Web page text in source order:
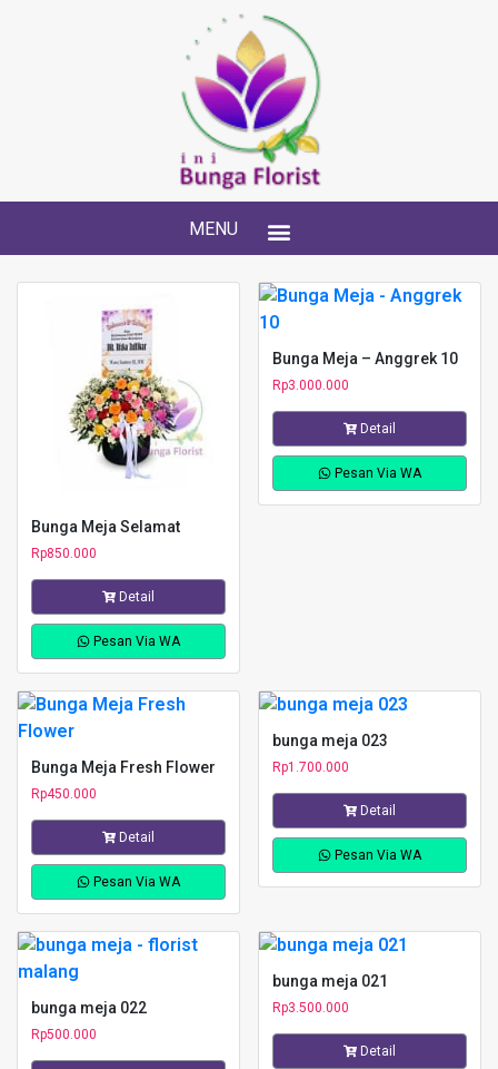
MENU
Bunga Meja Selamat
Rp850.000
Detail
Pesan Via WA
Bunga Meja – Anggrek 10
Rp3.000.000
Detail
Pesan Via WA
Bunga Meja Fresh Flower
Rp450.000
Detail
Pesan Via WA
bunga meja 023
Rp1.700.000
Detail
Pesan Via WA
bunga meja 022
Rp500.000
bunga meja 021
Rp3.500.000
Detail